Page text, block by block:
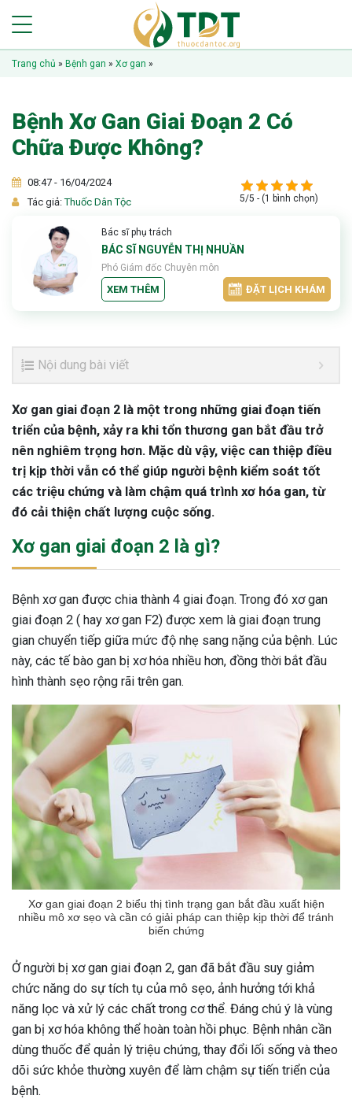
Trang chủ » Bệnh gan » Xơ gan »
Bệnh Xơ Gan Giai Đoạn 2 Có
Chữa Được Không?
08:47 - 16/04/2024
Tác giả:Thuốc Dân Tộc 5/5 - (1 bình chọn)
Bác sĩ phụ trách
BÁC SĨ NGUYỄN THỊ NHUẦN
Phó Giám đốc Chuyên môn
XEM THÊM ĐẶT LỊCH KHÁM
Nội dung bài viết
Xơ gan giai đoạn 2 là một trong những giai đoạn tiến
triển của bệnh, xảy ra khi tổn thương gan bắt đầu trở
nên nghiêm trọng hơn. Mặc dù vậy, việc can thiệp điều
trị kịp thời vẫn có thể giúp người bệnh kiểm soát tốt
các triệu chứng và làm chậm quá trình xơ hóa gan, từ
đó cải thiện chất lượng cuộc sống.
Xơ gan giai đoạn 2 là gì?
Bệnh xơ gan được chia thành 4 giai đoạn. Trong đó xơ gan
giai đoạn 2 ( hay xơ gan F2) được xem là giai đoạn trung
gian chuyển tiếp giữa mức độ nhẹ sang nặng của bệnh. Lúc
này, các tế bào gan bị xơ hóa nhiều hơn, đồng thời bắt đầu
hình thành sẹo rộng rãi trên gan.
Xơ gan giai đoạn 2 biểu thị tình trạng gan bắt đầu xuất hiện
nhiều mô xơ sẹo và cần có giải pháp can thiệp kịp thời để tránh
biến chứng
Ở người bị xơ gan giai đoạn 2, gan đã bắt đầu suy giảm
chức năng do sự tích tụ của mô sẹo, ảnh hưởng tới khả
năng lọc và xử lý các chất trong cơ thể. Đáng chú ý là vùng
gan bị xơ hóa không thể hoàn toàn hồi phục. Bệnh nhân cần
dùng thuốc để quản lý triệu chứng, thay đổi lối sống và theo
dõi sức khỏe thường xuyên để làm chậm sự tiến triển của
bệnh.